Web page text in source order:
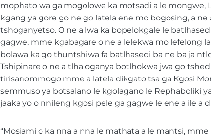
mophato wa ga mogolowe ka motsadi a le mongwe,
kgang ya gore go ne go latela ene mo bogosing, a ne
tshoganyetso. O ne a lwa ka bopelokgale le
gagwe, mme kgabagare o ne a lelekwa mo lefelong
bolawa ka go thuntshiwa fa batlhasedi ba ne ba ja
Tshipinare o ne a tlhaloganya botlhokwa jwa go
tirisanommogo mme a latela dikgato tsa ga Kgosi
semmuso ya botsalano le kgolagano le Rephaboliki
jaaka yo o nnileng kgosi pele ga gagwe le ene a ile a
“Mosiami o ka nna a nna le mathata a le mantsi,